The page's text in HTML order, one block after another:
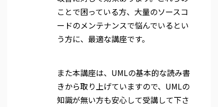
ことで困っている方、大量のソースコ
ードのメンテナンスで悩んでいるとい
う方に、最適な講座です。
また本講座は、UMLの基本的な読み書
きから取り上げていますので、UMLの
知識が無い方も安心して受講して下さ